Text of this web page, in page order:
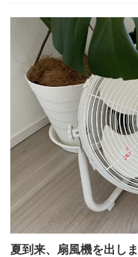
夏到来、扇風機を出し